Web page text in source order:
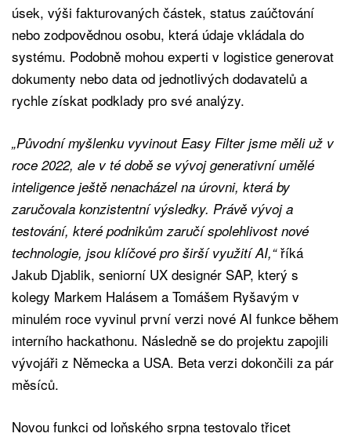
úsek, výši fakturovaných částek, status zaúčtování
nebo zodpovědnou osobu, která údaje vkládala do
systému. Podobně mohou experti v logistice generovat
dokumenty nebo data od jednotlivých dodavatelů a
rychle získat podklady pro své analýzy.
„Původní myšlenku vyvinout Easy Filter jsme měli už v
roce 2022, ale v té době se vývoj generativní umělé
inteligence ještě nenacházel na úrovni, která by
zaručovala konzistentní výsledky. Právě vývoj a
testování, které podnikům zaručí spolehlivost nové
technologie, jsou klíčové pro širší využití AI,“říká
Jakub Djablik, seniorní UX designér SAP, který s
kolegy Markem Halásem a Tomášem Ryšavým v
minulém roce vyvinul první verzi nové AI funkce během
interního hackathonu. Následně se do projektu zapojili
vývojáři z Německa a USA. Beta verzi dokončili za pár
měsíců.
Novou funkci od loňského srpna testovalo třicet